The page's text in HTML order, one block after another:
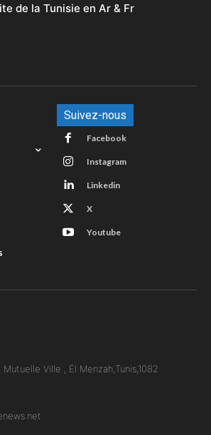
de la Tunisie en Ar & Fr
Suivez-nous
Facebook
Instagram
Linkedin
X
Youtube
Ville , El Menzah,Tunis,1082